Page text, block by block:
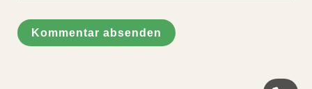
Kommentar absenden